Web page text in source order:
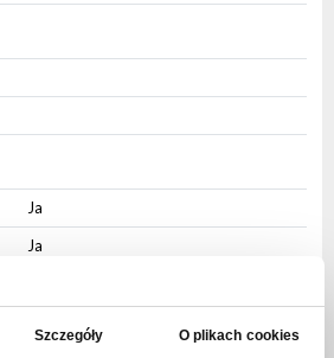
Szczegóły O plikach cookies
Ja
Ja